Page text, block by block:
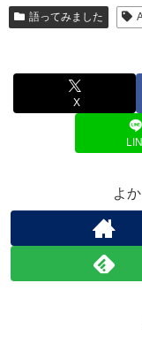
語ってみました
X
よ